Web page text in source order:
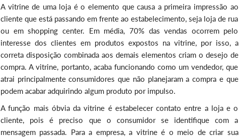
A vitrine de uma loja é o elemento que causa a primeira impressão ao
cliente que está passando em frente ao estabelecimento, seja loja de rua
ou em shopping center. Em média, 70% das vendas ocorrem pelo
interesse dos clientes em produtos expostos na vitrine, por isso, a
correta disposição combinada aos demais elementos criam o desejo de
compra. A vitrine, portanto, acaba funcionando como um vendedor, que
atrai principalmente consumidores que não planejaram a compra e que
podem acabar adquirindo algum produto por impulso.
A função mais óbvia da vitrine é estabelecer contato entre a loja e o
cliente, pois é preciso que o consumidor se identifique com a
mensagem passada. Para a empresa, a vitrine é o meio de criar sua